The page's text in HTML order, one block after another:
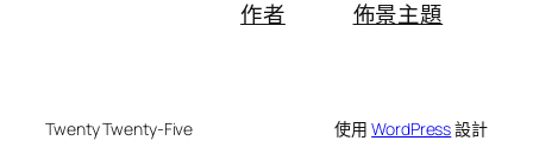
作者
佈景主題
Twenty Twenty-Five 使用WordPress設計